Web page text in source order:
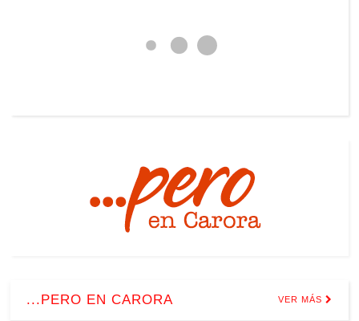
...PERO EN CARORA VER MÁS